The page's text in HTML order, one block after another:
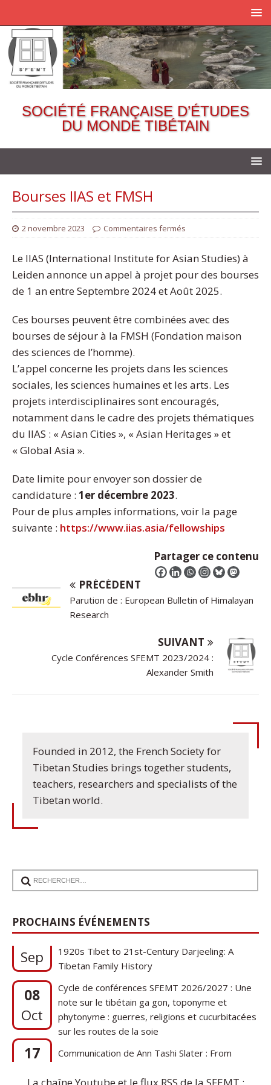
SOCIÉTÉ FRANÇAISE D’ÉTUDES
DU MONDE TIBÉTAIN
Bourses IIAS et FMSH
2 novembre 2023 Commentaires fermés
Le IIAS (International Institute for Asian Studies) à
Leiden annonce un appel à projet pour des bourses
de 1 an entre Septembre 2024 et Août 2025.
Ces bourses peuvent être combinées avec des
bourses de séjour à la FMSH (Fondation maison
des sciences de l’homme).
L’appel concerne les projets dans les sciences
sociales, les sciences humaines et les arts. Les
projets interdisciplinaires sont encouragés,
notamment dans le cadre des projets thématiques
du IIAS : « Asian Cities », « Asian Heritages » et
« Global Asia ».
Date limite pour envoyer son dossier de
candidature : 1er décembre 2023.
Pour de plus amples informations, voir la page
suivante : https://www.iias.asia/fellowships
Partager ce contenu
PRÉCÉDENT
Parution de : European Bulletin of Himalayan
Research
SUIVANT
Cycle Conférences SFEMT 2023/2024 :
Alexander Smith
Founded in 2012, the French Society for
Tibetan Studies brings together students,
teachers, researchers and specialists of the
Tibetan world.
PROCHAINS ÉVÉNEMENTS
17
Communication de Ann Tashi Slater : From
1920s Tibet to 21st-Century Darjeeling: A
Tibetan Family History
08
Oct
Cycle de conférences SFEMT 2026/2027 : Une
note sur le tibétain ga gon, toponyme et
phytonyme : guerres, religions et cucurbitacées
sur les routes de la soie
17
Sep
Communication de Ann Tashi Slater : From
1920s Tibet to 21st-Century Darjeeling: A